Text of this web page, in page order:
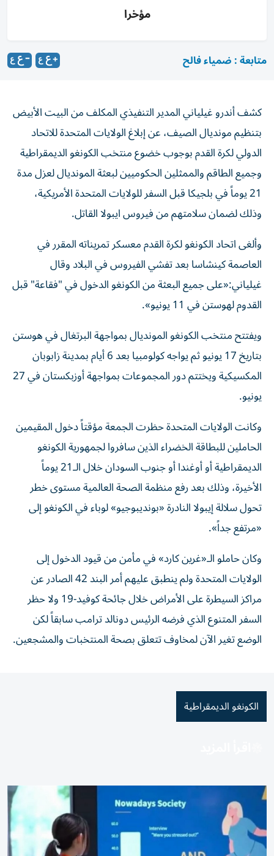
مؤخرا
متابعة : ضمياء فالح
كشف أندرو غيلياني المدير التنفيذي المكلف من البيت الأبيض
بتنظيم مونديال الصيف، عن إبلاغ الولايات المتحدة للاتحاد
الدولي لكرة القدم بوجوب خضوع منتخب الكونغو الديمقراطية
وجميع الطاقم والممثلين الحكوميين لبعثة المونديال لعزل مدة
21 يوماً في بلجيكا قبل السفر للولايات المتحدة الأمريكية،
وذلك لضمان سلامتهم من فيروس ايبولا القاتل.
وألغى اتحاد الكونغو لكرة القدم معسكر تمريناته المقرر في
العاصمة كينشاسا بعد تفشي الفيروس في البلاد وقال
غيلياني:«على جميع البعثة من الكونغو الدخول في "فقاعة" قبل
القدوم لهوستن في 11 يونيو».
ويفتتح منتخب الكونغو المونديال بمواجهة البرتغال في هوستن
بتاريخ 17 يونيو ثم يواجه كولومبيا بعد 6 أيام بمدينة زابوبان
المكسيكية ويختتم دور المجموعات بمواجهة أوزبكستان في 27
يونيو.
وكانت الولايات المتحدة حظرت الجمعة مؤقتاً دخول المقيمين
الحاملين للبطاقة الخضراء الذين سافروا لجمهورية الكونغو
الديمقراطية أو ​أوغندا ⁠أو جنوب السودان خلال ‌الـ21 يوماً
‌الأخيرة، وذلك بعد رفع منظمة الصحة العالمية مستوى خطر
تحول سلالة إيبولا النادرة «بونديبوجيو» لوباء في ‌الكونغو إلى
«مرتفع جداً».
وكان حاملو الـ«غرين كارد» في مأمن من قيود ‌الدخول إلى
الولايات المتحدة ولم ينطبق عليهم أمر البند 42 الصادر ⁠عن
مراكز السيطرة على الأمراض ​خلال جائحة كوفيد-19 ولا حظر
السفر المتنوع الذي فرضه الرئيس دونالد ⁠ترامب سابقاً لكن
الوضع تغير الآن لمخاوف تتعلق بصحة المنتخبات والمشجعين.
الكونغو الديمقراطية